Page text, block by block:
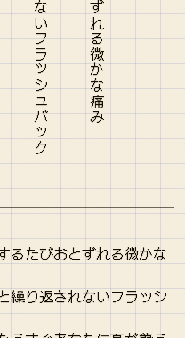
るたびおとずれる微かな
繰り返されないフラッシ